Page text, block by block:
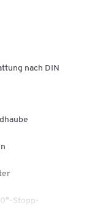
nach DIN
Stopp-